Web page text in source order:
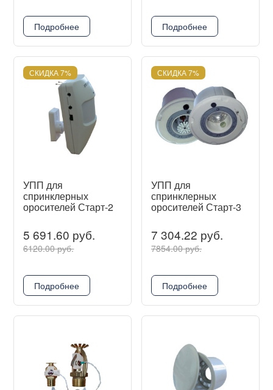
Подробнее Подробнее
СКИДКА 7%
УПП для
спринклерных
оросителей Старт-2
5 691.60 руб.
6120.00 руб.
Подробнее
СКИДКА 7%
УПП для
спринклерных
оросителей Старт-3
7 304.22 руб.
7854.00 руб.
Подробнее